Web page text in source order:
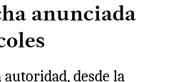
anunciada
autoridad, desde la